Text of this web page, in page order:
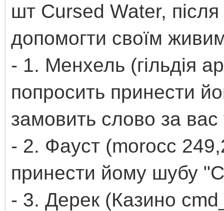
шт Cursed Water,
допомогти своїм
- 1. Менхель (гільдія
попросить принести
замовить слово за вас
- 2. Фауст (morocc
принести йому шубу
- 3. Дерек (Казино